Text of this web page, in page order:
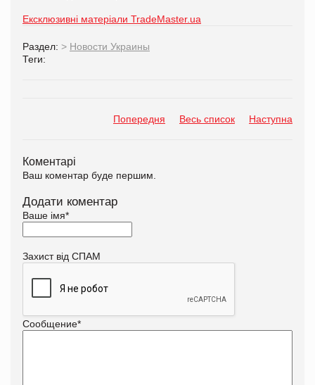
Ексклюзивні матеріали TradeMaster.ua
Раздел: > Новости Украины
Теги:
Попередня Весь список Наступна
Коментарі
Ваш коментар буде першим.
Додати коментар
Ваше імя*
Захист від СПАМ
Сообщение*